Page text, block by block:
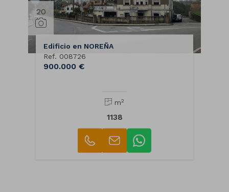
20
Edificio en NOREÑA
Ref. 008726
900.000 €
m2
1138